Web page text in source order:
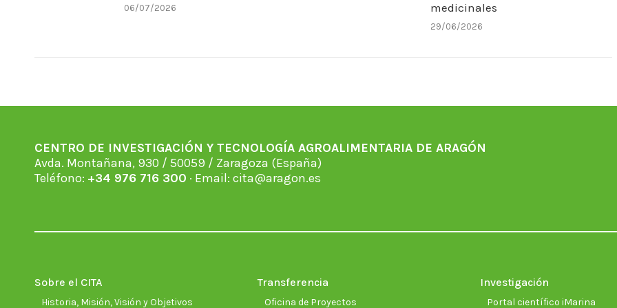
06/07/2026
medicinales
29/06/2026
CENTRO DE INVESTIGACIÓN Y TECNOLOGÍA AGROALIMENTARIA DE ARAGÓN
Avda. Montañana, 930 / 50059 / Zaragoza (España)
Teléfono: +34 976 716 300 · Email: cita@aragon.es
Sobre el CITA
Historia, Misión, Visión y Objetivos
Transferencia
Oficina de Proyectos
Investigación
Portal científico iMarina